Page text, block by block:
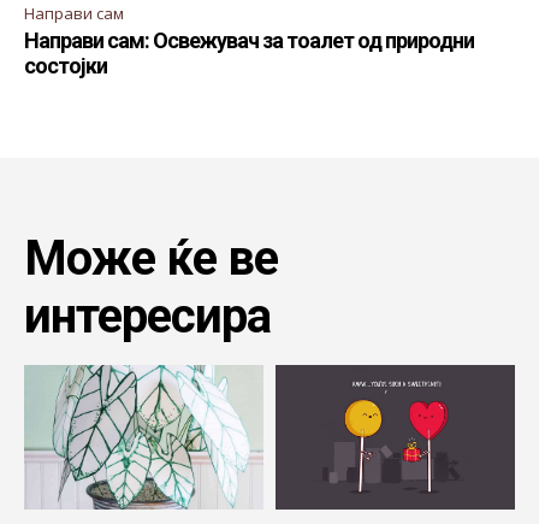
Направи сам
Направи сам: Освежувач за тоалет од природни
состојки
Може ќе ве
интересира